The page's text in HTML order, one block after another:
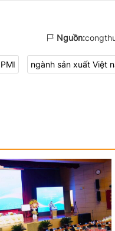
Nguồn:
ngành sản xuất Việt